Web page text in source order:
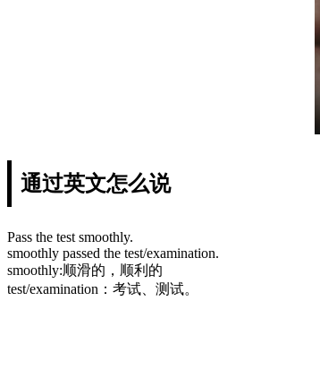
通过英文怎么说
Pass the test smoothly.
smoothly passed the test/examination.
smoothly:顺滑的，顺利的
test/examination：考试、测试。